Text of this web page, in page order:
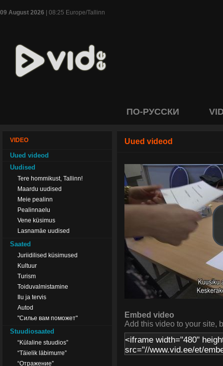
09 August 2026 | 08:25 Europe/Tallinn
ПО-РУССКИ
VIDEO
Uued videod
Uudised
Tere hommikust, Tallinn!
Maardu uudised
Meie pealinn
Pealinnaelu
Vene küsimus
Lasnamäe uudised
Saated
Juriidilised küsimused
Kultuur
Turism
Toiduvalmistamine
Ilu ja tervis
Autod
"Силье вам поможет"
Stuudiosaated
“Külaline stuudios”
“Täielik läbimurre”
“Отражение”
Uued videod
Embed video
Add this video to your site,